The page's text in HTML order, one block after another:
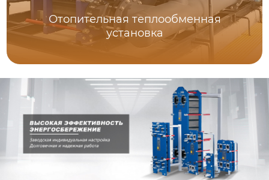
Отопительная теплообменная
установка